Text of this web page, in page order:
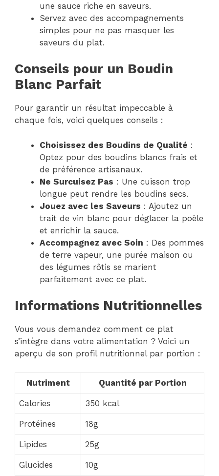
une sauce riche en saveurs.
Servez avec des accompagnements
simples pour ne pas masquer les
saveurs du plat.
Conseils pour un Boudin
Blanc Parfait
Pour garantir un résultat impeccable à
chaque fois, voici quelques conseils :
Choisissez des Boudins de Qualité :
Optez pour des boudins blancs frais et
de préférence artisanaux.
Ne Surcuisez Pas : Une cuisson trop
longue peut rendre les boudins secs.
Jouez avec les Saveurs : Ajoutez un
trait de vin blanc pour déglacer la poêle
et enrichir la sauce.
Accompagnez avec Soin : Des pommes
de terre vapeur, une purée maison ou
des légumes rôtis se marient
parfaitement avec ce plat.
Informations Nutritionnelles
Vous vous demandez comment ce plat
s’intègre dans votre alimentation ? Voici un
aperçu de son profil nutritionnel par portion :
Nutriment Quantité par Portion
Calories 350 kcal
Protéines 18g
Lipides 25g
Glucides 10g